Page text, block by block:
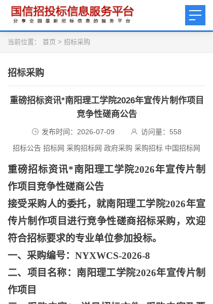
当前位置： 首页 > 招标采购
招标采购
重磅招标资讯*南阳理工学院2026年宣传片制作项目
竞争性磋商公告
发布时间：2026-07-09 访问量： 558
招标公告 招标网 采购招标网 政府采购 采购招标 中国招标网
重磅招标资讯*南阳理工学院2026年宣传片制
作项目竞争性磋商公告
接受采购人的委托，就南阳理工学院2026年宣
传片制作项目进行竞争性磋商招标采购，欢迎
符合招标要求的专业单位参加投标。
一、采购编号： NYXWCS-2026-8
二、项目名称：南阳理工学院2026年宣传片制
作项目